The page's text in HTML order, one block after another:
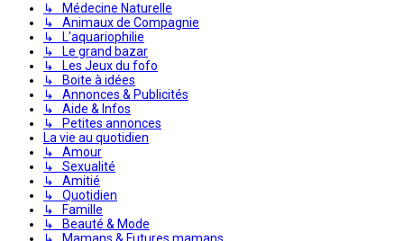
↳ Médecine Naturelle
↳ Animaux de Compagnie
↳ L'aquariophilie
↳ Le grand bazar
↳ Les Jeux du fofo
↳ Boite à idées
↳ Annonces & Publicités
↳ Aide & Infos
↳ Petites annonces
La vie au quotidien
↳ Amour
↳ Sexualité
↳ Amitié
↳ Quotidien
↳ Famille
↳ Beauté & Mode
↳ Mamans & Futures mamans